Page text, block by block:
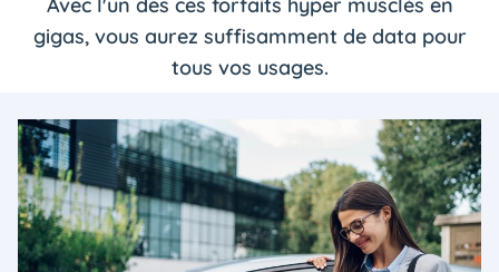
gigas, vous aurez suffisamment de data pour
tous vos usages.